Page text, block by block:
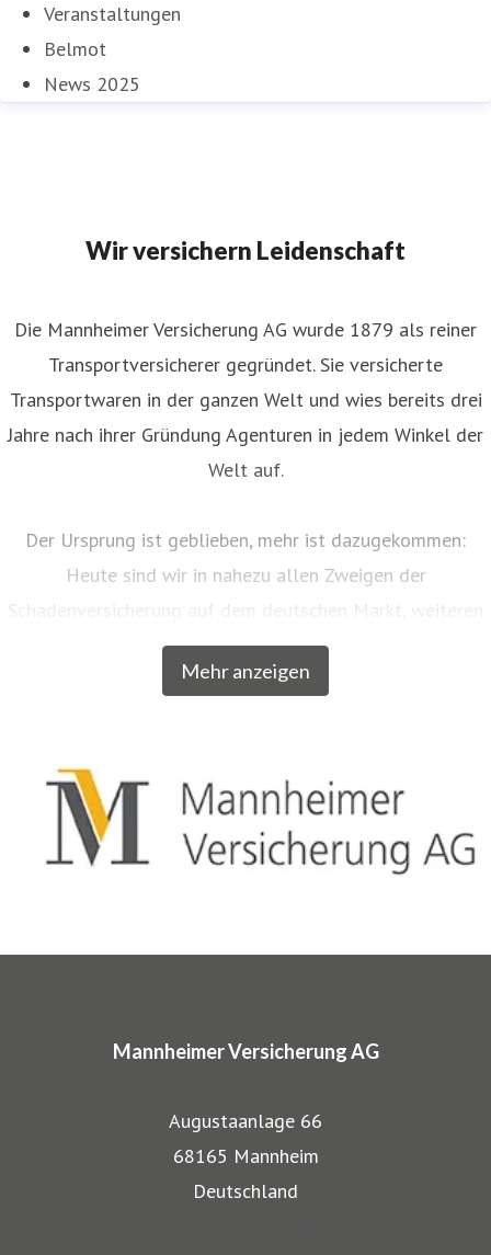
Veranstaltungen
Belmot
News 2025
Wir versichern Leidenschaft
Mehr anzeigen
Die Mannheimer Versicherung AG wurde 1879 als reiner
Transportversicherer gegründet. Sie versicherte
Transportwaren in der ganzen Welt und wies bereits drei
Jahre nach ihrer Gründung Agenturen in jedem Winkel der
Welt auf.
Der Ursprung ist geblieben, mehr ist dazugekommen:
Heute sind wir in nahezu allen Zweigen der
Schadenversicherung auf dem deutschen Markt, weiteren
EU-Ländern und der Schweiz aktiv. Neben unserem
Breitengeschäft sind wir am Markt als Versicherer von
gewerblichen Bereich anerkannt. Beispielsweise
entwickelten wir für Musiker, Galeristen und Juweliere
komplette Absicherungspakete. Diese tragen
gut wieder: Gerade, wenn wertvolle Gegenstände wie
bestehen besondere Gefahren. Die Mitarbeiter der
Mannheimer bieten dafür nicht nur optimalen
Versicherungsschutz, sondern beraten auch in allen
Mannheimer Versicherung AG
Augustaanlage 66
68165 Mannheim
Deutschland